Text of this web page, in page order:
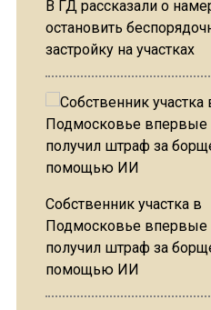
В ГД рассказали о
остановить
застройку на участках
Собственник участка в
Подмосковье впервые
получил штраф за
помощью ИИ